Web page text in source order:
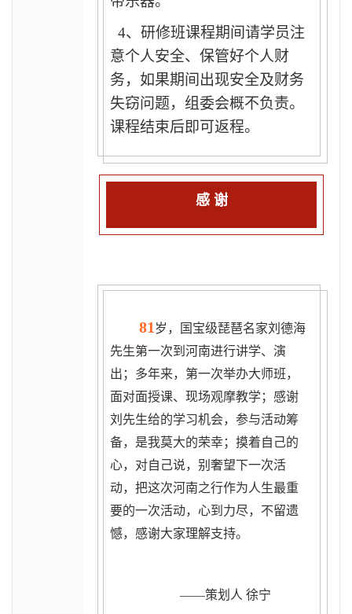
4、研修班课程期间请学员注
意个人安全、保管好个人财
务，如果期间出现安全及财务
失窃问题，组委会概不负责。
课程结束后即可返程。
感 谢
81 岁，国宝级琵琶名家刘德海
先生第一次到河南进行讲学、演
出；多年来，第一次举办大师班，
面对面授课、现场观摩教学；感谢
刘先生给的学习机会，参与活动筹
备，是我莫大的荣幸；摸着自己的
心，对自己说，别奢望下一次活
动，把这次河南之行作为人生最重
要的一次活动，心到力尽，不留遗
憾，感谢大家理解支持。
——策划人 徐宁